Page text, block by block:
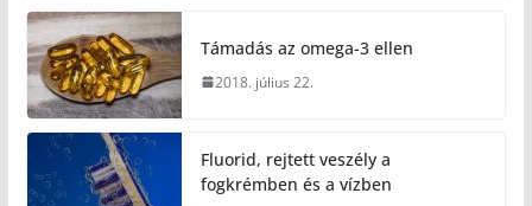
Támadás az omega-3 ellen
2018. július 22.
Fluorid, rejtett veszély a
fogkrémben és a vízben